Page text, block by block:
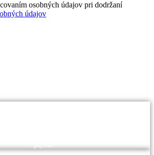
osobných údajov pri dodržaní
údajov